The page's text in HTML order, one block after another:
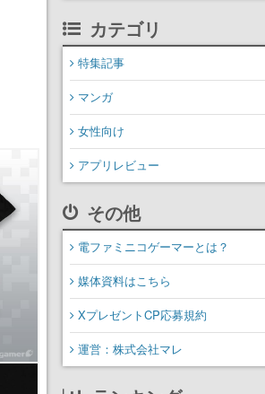
カテゴリ
特集記事
マンガ
女性向け
アプリレビュー
その他
電ファミニコゲーマーとは？
媒体資料はこちら
XプレゼントCP応募規約
運営：株式会社マレ